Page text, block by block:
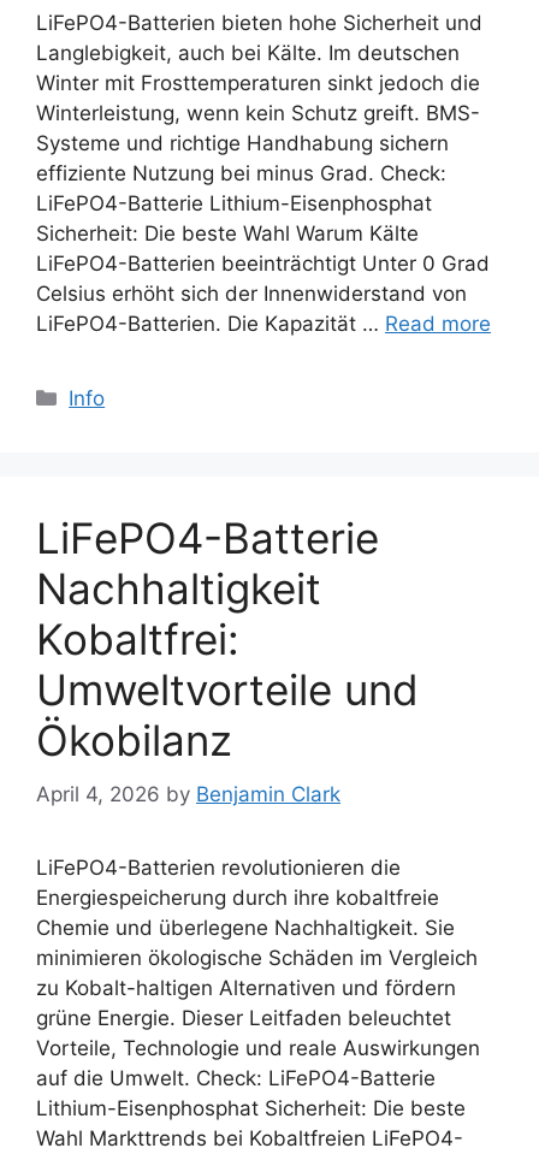
LiFePO4-Batterien bieten hohe Sicherheit und
Langlebigkeit, auch bei Kälte. Im deutschen
Winter mit Frosttemperaturen sinkt jedoch die
Winterleistung, wenn kein Schutz greift. BMS-
Systeme und richtige Handhabung sichern
effiziente Nutzung bei minus Grad. Check:
LiFePO4-Batterie Lithium-Eisenphosphat
Sicherheit: Die beste Wahl Warum Kälte
LiFePO4-Batterien beeinträchtigt Unter 0 Grad
Celsius erhöht sich der Innenwiderstand von
LiFePO4-Batterien. Die Kapazität … Read more
Categories
Info
LiFePO4-Batterie
Nachhaltigkeit
Kobaltfrei:
Umweltvorteile und
Ökobilanz
April 4, 2026 by Benjamin Clark
LiFePO4-Batterien revolutionieren die
Energiespeicherung durch ihre kobaltfreie
Chemie und überlegene Nachhaltigkeit. Sie
minimieren ökologische Schäden im Vergleich
zu Kobalt-haltigen Alternativen und fördern
grüne Energie. Dieser Leitfaden beleuchtet
Vorteile, Technologie und reale Auswirkungen
auf die Umwelt. Check: LiFePO4-Batterie
Lithium-Eisenphosphat Sicherheit: Die beste
Wahl Markttrends bei Kobaltfreien LiFePO4-